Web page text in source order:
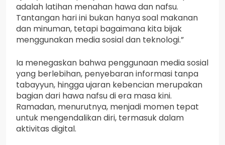
adalah latihan menahan hawa dan nafsu.
Tantangan hari ini bukan hanya soal makanan
dan minuman, tetapi bagaimana kita bijak
menggunakan media sosial dan teknologi.”
Ia menegaskan bahwa penggunaan media sosial
yang berlebihan, penyebaran informasi tanpa
tabayyun, hingga ujaran kebencian merupakan
bagian dari hawa nafsu di era masa kini.
Ramadan, menurutnya, menjadi momen tepat
untuk mengendalikan diri, termasuk dalam
aktivitas digital.